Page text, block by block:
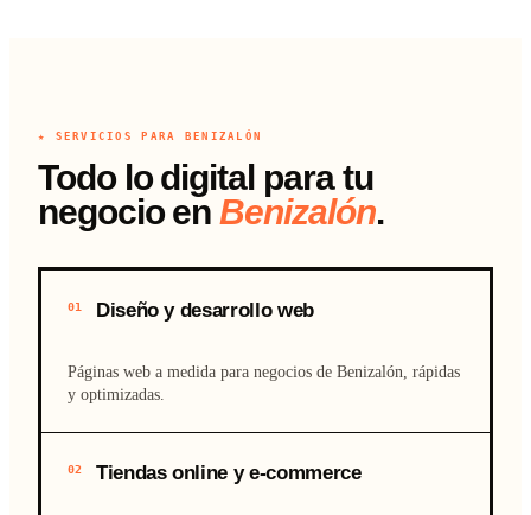
★ SERVICIOS PARA BENIZALÓN
Todo lo digital para tu
negocio enBenizalón.
01 Diseño y desarrollo web
Páginas web a medida para negocios de Benizalón, rápidas
y optimizadas.
02 Tiendas online y e-commerce